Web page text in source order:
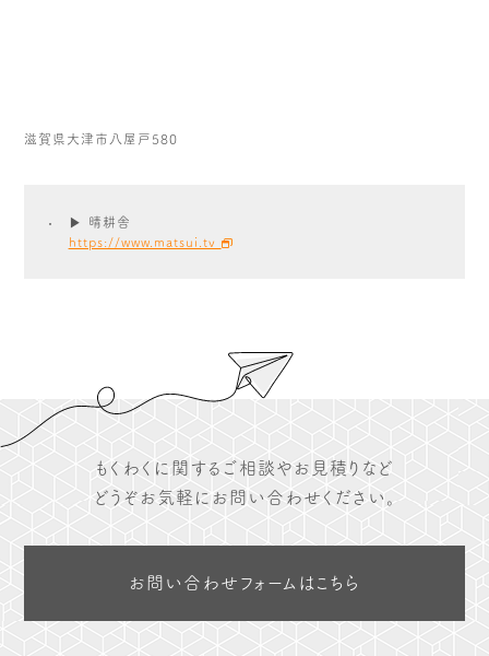
滋賀県大津市八屋戸580
▶ 晴耕舎
https://www.matsui.tv
もくわくに関するご相談やお見積りなど
どうぞお気軽にお問い合わせください。
お問い合わせフォームはこちら